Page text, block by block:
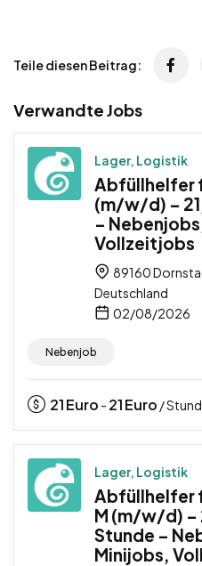
Teile diesen Beitrag:
Verwandte Jobs
Lager, Logistik
Abfüllhelfer
(m/w/d) –
–
Vollzeitjobs
89160
Deutschland
02/08/2026
Nebenjob
21Euro - 21Euro /
Lager, Logistik
Abfüllhelfer
M (m/w/d) –
Stunde –
Minijobs,